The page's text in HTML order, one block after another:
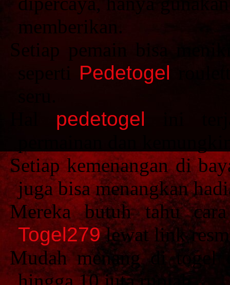
memberikan.
Setiap pemain bisa
seperti Pedetogel
pedetogel
Setiap kemenangan di
juga bisa menangkan
Mereka butuh tahu
Togel279lewat link
Mudah menang di
hingga 10 juta rupiah.